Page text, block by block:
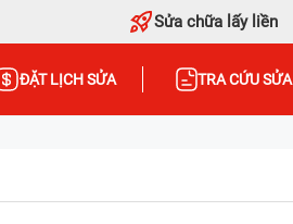
Sửa chữa lấy liền
ĐẶT LỊCH SỬA TRA CỨU SỬA